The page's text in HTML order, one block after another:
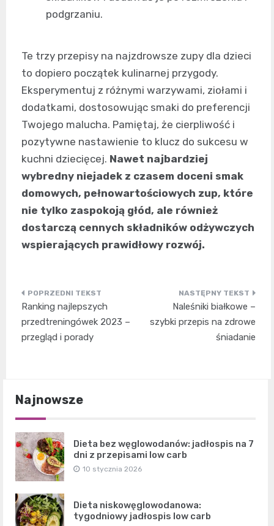
podgrzaniu.
Te trzy przepisy na najzdrowsze zupy dla dzieci
to dopiero początek kulinarnej przygody.
Eksperymentuj z różnymi warzywami, ziołami i
dodatkami, dostosowując smaki do preferencji
Twojego malucha. Pamiętaj, że cierpliwość i
pozytywne nastawienie to klucz do sukcesu w
kuchni dziecięcej. Nawet najbardziej
wybredny niejadek z czasem doceni smak
domowych, pełnowartościowych zup, które
nie tylko zaspokoją głód, ale również
dostarczą cennych składników odżywczych
wspierających prawidłowy rozwój.
Nawigacja
wpisu
Ranking najlepszych
przedtreningówek 2023 –
przegląd i porady
Naleśniki białkowe –
szybki przepis na zdrowe
śniadanie
Najnowsze
Dieta bez węglowodanów: jadłospis na 7
dni z przepisami low carb
10 stycznia 2026
Dieta niskowęglowodanowa:
tygodniowy jadłospis low carb